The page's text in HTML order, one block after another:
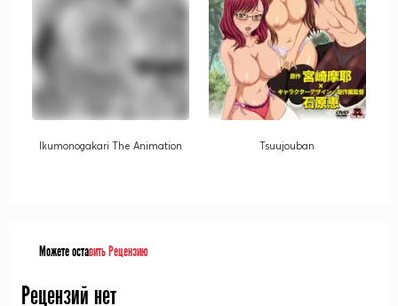
Ikumonogakari The Animation Tsuujouban
Можете оставить Рецензию
Рецензий нет